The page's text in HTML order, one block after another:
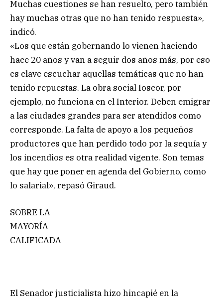
Muchas cuestiones se han resuelto, pero también
hay muchas otras que no han tenido respuesta»,
indicó.
«Los que están gobernando lo vienen haciendo
hace 20 años y van a seguir dos años más, por eso
es clave escuchar aquellas temáticas que no han
tenido repuestas. La obra social Ioscor, por
ejemplo, no funciona en el Interior. Deben emigrar
a las ciudades grandes para ser atendidos como
corresponde. La falta de apoyo a los pequeños
productores que han perdido todo por la sequía y
los incendios es otra realidad vigente. Son temas
que hay que poner en agenda del Gobierno, como
lo salarial», repasó Giraud.
SOBRE LA
MAYORÍA
CALIFICADA
El Senador justicialista hizo hincapié en la